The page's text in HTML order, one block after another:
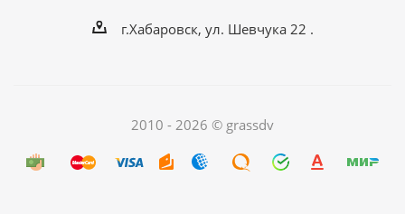
г.Хабаровск, ул. Шевчука 22 .
2010 - 2026 © grassdv